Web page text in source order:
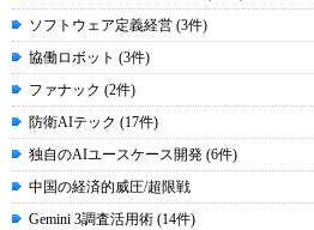
ソフトウェア定義経営 (3件)
協働ロボット (3件)
ファナック (2件)
防衛AIテック (17件)
独自のAIユースケース開発 (6件)
中国の経済的威圧/超限戦
Gemini 3調査活用術 (14件)